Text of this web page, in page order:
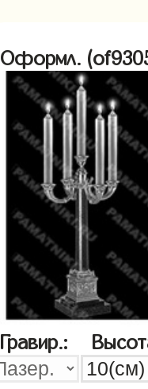
Оформл.
Гравир.: